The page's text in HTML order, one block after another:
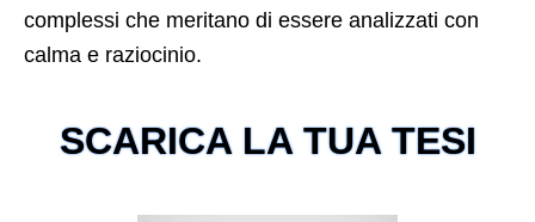
complessi che meritano di essere analizzati con
calma e raziocinio.
SCARICA LA TUA TESI